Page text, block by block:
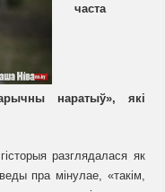
часта
наратыў», які
разглядалася як
пра мінулае, «такім,